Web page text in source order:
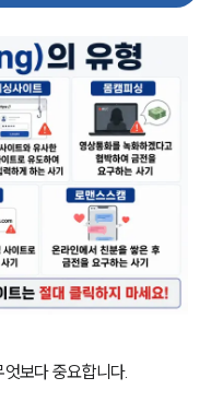
보다 중요합니다.